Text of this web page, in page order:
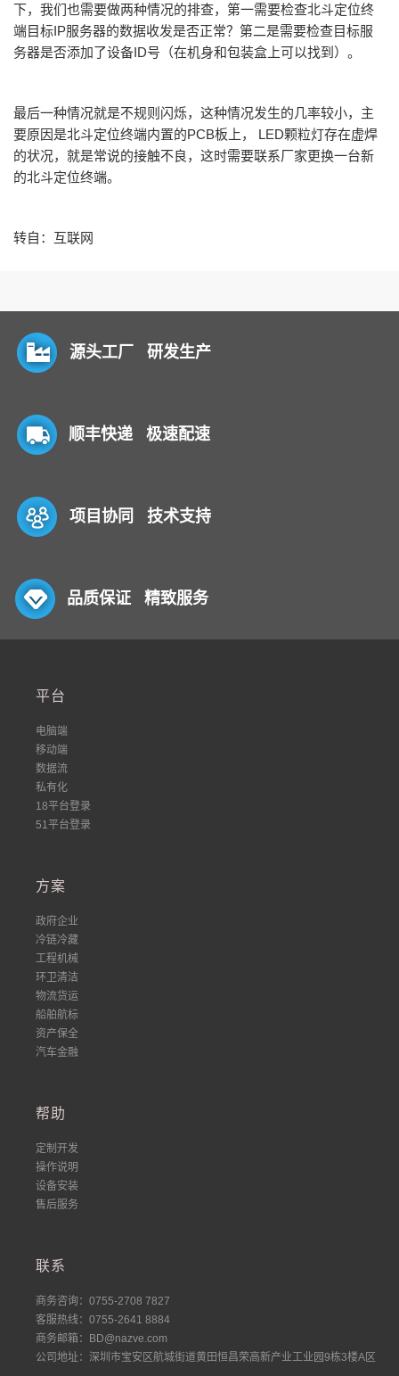
下，我们也需要做两种情况的排查，第一需要检查北斗定位终
端目标IP服务器的数据收发是否正常？第二是需要检查目标服
务器是否添加了设备ID号（在机身和包装盒上可以找到）。
最后一种情况就是不规则闪烁，这种情况发生的几率较小，主
要原因是北斗定位终端内置的PCB板上， LED颗粒灯存在虚焊
的状况，就是常说的接触不良，这时需要联系厂家更换一台新
的北斗定位终端。
转自：互联网
源头工厂 研发生产
顺丰快递 极速配速
项目协同 技术支持
品质保证 精致服务
平台
电脑端
移动端
数据流
私有化
18平台登录
51平台登录
方案
政府企业
冷链冷藏
工程机械
环卫清洁
物流货运
船舶航标
资产保全
汽车金融
帮助
定制开发
操作说明
设备安装
售后服务
联系
商务咨询：0755-2708 7827
客服热线：0755-2641 8884
商务邮箱：BD@nazve.com
公司地址：深圳市宝安区航城街道黄田恒昌荣高新产业工业园9栋3楼A区